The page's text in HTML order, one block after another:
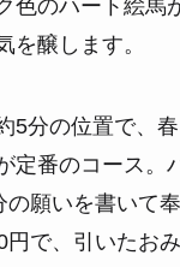
色のハート絵馬
を醸します。
5分の位置で、
定番のコース。
の願いを書いて
円で、引いたお